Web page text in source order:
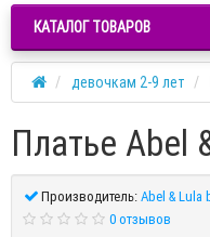
КАТАЛОГ ТОВАРОВ
девочкам 2-9 лет
Платье Abel
Производитель:Abel & Lula
0 отзывов